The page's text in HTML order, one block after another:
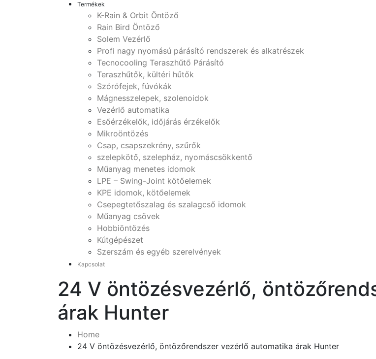
Termékek
K-Rain & Orbit Öntöző
Rain Bird Öntöző
Solem Vezérlő
Profi nagy nyomású párásító rendszerek és alkatrészek
Tecnocooling Teraszhűtő Párásító
Teraszhűtők, kültéri hűtők
Szórófejek, fúvókák
Mágnesszelepek, szolenoidok
Vezérlő automatika
Esőérzékelők, időjárás érzékelők
Mikroöntözés
Csap, csapszekrény, szűrők
szelepkötő, szelepház, nyomáscsökkentő
Műanyag menetes idomok
LPE – Swing-Joint kötőelemek
KPE idomok, kötőelemek
Csepegtetőszalag és szalagcső idomok
Műanyag csövek
Hobbiöntözés
Kútgépészet
Szerszám és egyéb szerelvények
Kapcsolat
24 V öntözésvezérlő,
árak Hunter
Home
24 V öntözésvezérlő, öntözőrendszer vezérlő automatika árak Hunter